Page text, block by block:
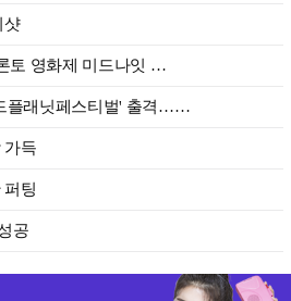
샷
토 영화제 미드나잇 …
플래닛페스티벌' 출격……
가득
퍼팅
공